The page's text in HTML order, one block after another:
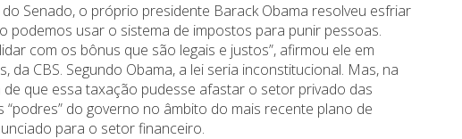
Senado, o próprio presidente Barack Obama resolveu esfriar
podemos usar o sistema de impostos para punir pessoas.
com os bônus que são legais e justos”, afirmou ele em
da CBS. Segundo Obama, a lei seria inconstitucional. Mas, na
que essa taxação pudesse afastar o setor privado das
do governo no âmbito do mais recente plano de
para o setor financeiro.